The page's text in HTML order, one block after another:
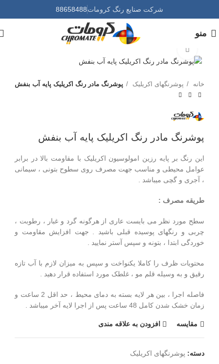
شرکت صنایع رنگ کرومات88658488
منو
خانه پوشرنگهای اکریلیک پوشرنگ مادر رنگ اکریلیک پایه آب بنفش
پوشرنگ مادر رنگ اکریلیک پایه آب بنفش
این رنگ بر پایه رزین امولوسیون اکریلیک با مقاومت بالا در برابر
عوامل محیطی و مناسب جهت مصرف روی سطوح بتونی ، سیمانی
، آجری و گچی میباشد .
طریقه مصرف :
سطح مورد نظر می بایست عاری از هرگونه گرد و غبار ، رطوبت ،
چربی و رنگهای پوسیده قبلی باشید . جهت افزایش مقاومت و
خوردگی ابتدا ، بتونه و سپس آستر نمایید .
محتویات ظرف را کاملا یکنواخت و سپس به میزان لازم با آب تازه
رقیق و به وسیله قلم مو ، غلطک مورد استفاده قرار دهید .
فاصله اجرا ، بین هر لایه بسته به دمای محیط ، حد اقل 2 ساعت و
زمان خشک شدن کامل 48 ساعت پس از اجرا لایه آخر میباشد .
مقايسه افزودن به علاقه مندی
دسته: پوشرنگهای اکریلیک